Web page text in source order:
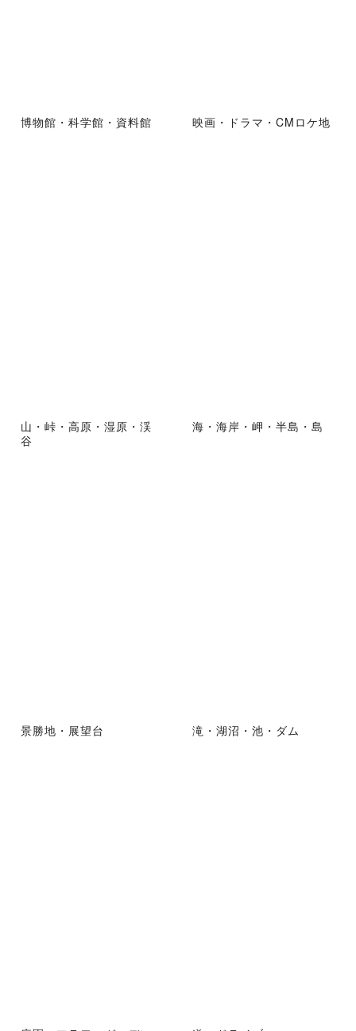
博物館・科学館・資料館 映画・ドラマ・CMロケ地
山・峠・高原・湿原・渓
谷
海・海岸・岬・半島・島
景勝地・展望台 滝・湖沼・池・ダム